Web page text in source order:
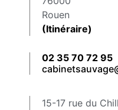
Rouen
(Itinéraire)
02 35 70 72 95
15-17 rue du